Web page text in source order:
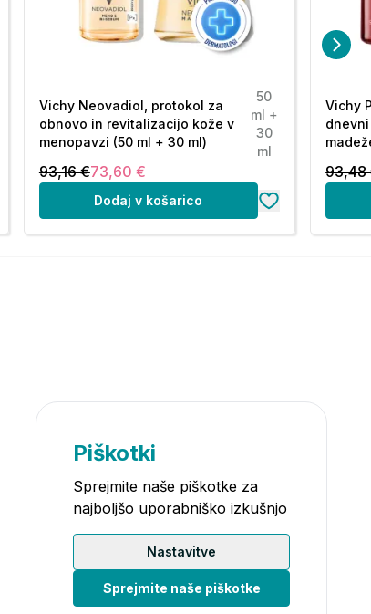
Vichy Neovadiol, protokol za
obnovo in revitalizacijo kože v
menopavzi (50 ml + 30 ml)
50
ml +
30
ml
93,16 €73,60 €
Dodaj v košarico
Vichy
93,48
Piškotki
Sprejmite naše piškotke za
najboljšo uporabniško izkušnjo
Nastavitve
Sprejmite naše piškotke